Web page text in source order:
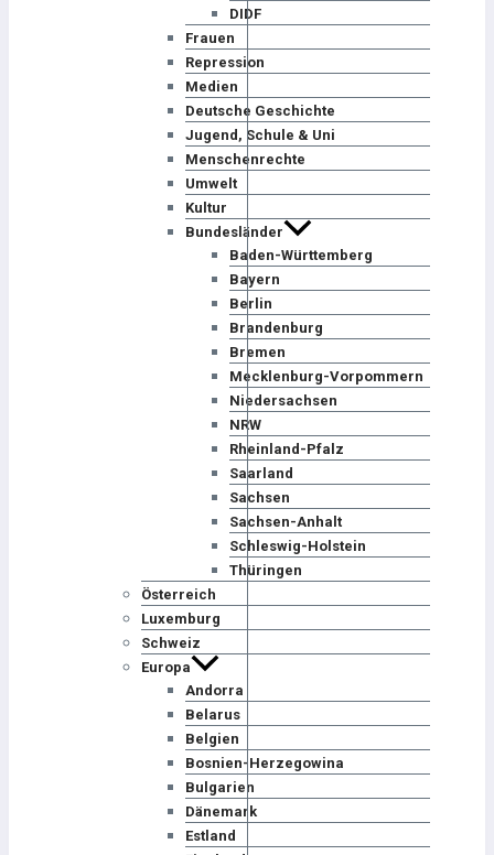
DIDF
Frauen
Repression
Medien
Deutsche Geschichte
Jugend, Schule & Uni
Menschenrechte
Umwelt
Kultur
Bundesländer
Baden-Württemberg
Bayern
Berlin
Brandenburg
Bremen
Mecklenburg-Vorpommern
Niedersachsen
NRW
Rheinland-Pfalz
Saarland
Sachsen
Sachsen-Anhalt
Schleswig-Holstein
Thüringen
Österreich
Luxemburg
Schweiz
Europa
Andorra
Belarus
Belgien
Bosnien-Herzegowina
Bulgarien
Dänemark
Estland